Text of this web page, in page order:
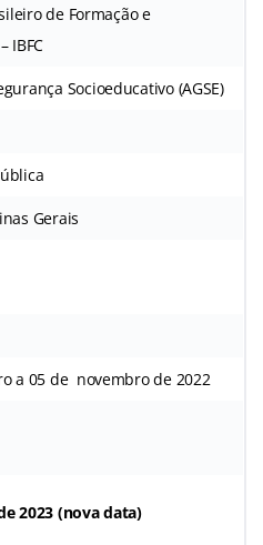
de Formação e
IBFC
Socioeducativo (AGSE)
Gerais
a 05 de novembro de 2022
2023 (nova data)